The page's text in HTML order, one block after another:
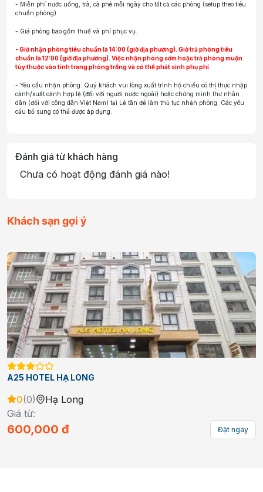
- Miễn phí nước uống, trà, cà phê mỗi ngày cho tất cả các phòng (setup theo tiêu
chuẩn phòng).
- Giá phòng bao gồm thuế và phí phục vụ.
- Giờ nhận phòng tiêu chuẩn là 14:00 (giờ địa phương). Giờ trả phòng tiêu
chuẩn là 12:00 (giờ địa phương). Việc nhận phòng sớm hoặc trả phòng muộn
tùy thuộc vào tình trạng phòng trống và có thể phát sinh phụ phí.
- Yêu cầu nhận phòng: Quý khách vui lòng xuất trình hộ chiếu có thị thực nhập
cảnh/xuất cảnh hợp lệ (đối với người nước ngoài) hoặc chứng minh thư nhân
dân (đối với công dân Việt Nam) tại Lễ tân để làm thủ tục nhận phòng. Các yêu
cầu bổ sung có thể được áp dụng.
Đánh giá từ khách hàng
Chưa có hoạt động đánh giá nào!
Khách sạn gợi ý
A25 HOTEL HẠ LONG
0(0)
Hạ Long
Giá từ:
600,000 đ Đặt ngay